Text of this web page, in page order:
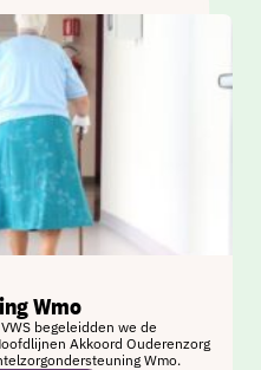
Wmo
begeleidden we de
Akkoord Ouderenzorg
Wmo.